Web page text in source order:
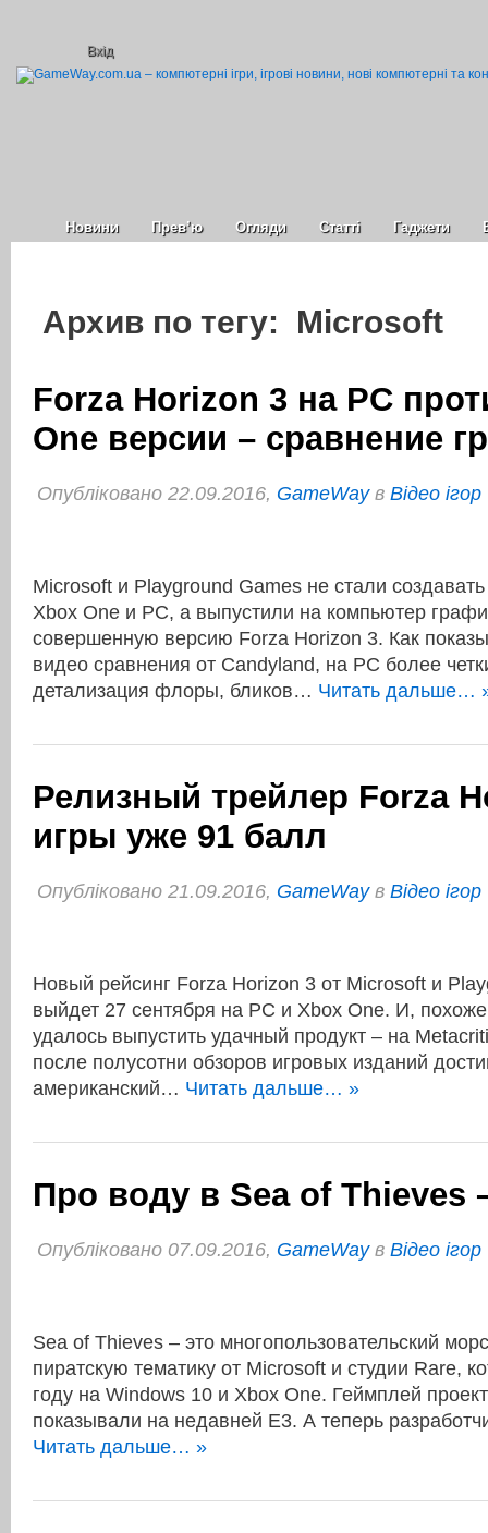
Вхід
Новини Прев’ю Огляди Статті Гаджети
Архив по тегу: Microsoft
Forza Horizon 3 на PC
One версии – сравнение
Опубліковано 22.09.2016, GameWayв Відео ігор
Microsoft и Playground Games не стали
Xbox One и PC, а выпустили на компьютер
совершенную версию Forza Horizon 3. Как
видео сравнения от Candyland, на PC более
детализация флоры, бликов… Читать дальше…
Релизный трейлер Forza
игры уже 91 балл
Опубліковано 21.09.2016, GameWayв Відео ігор
Новый рейсинг Forza Horizon 3 от Microsoft и
выйдет 27 сентября на PC и Xbox One. И,
удалось выпустить удачный продукт – на
после полусотни обзоров игровых изданий
американский… Читать дальше… »
Про воду в Sea of Thieves
Опубліковано 07.09.2016, GameWayв Відео ігор
Sea of Thieves – это многопользовательский
пиратскую тематику от Microsoft и студии Rare,
году на Windows 10 и Xbox One. Геймплей
показывали на недавней E3. А теперь
Читать дальше… »